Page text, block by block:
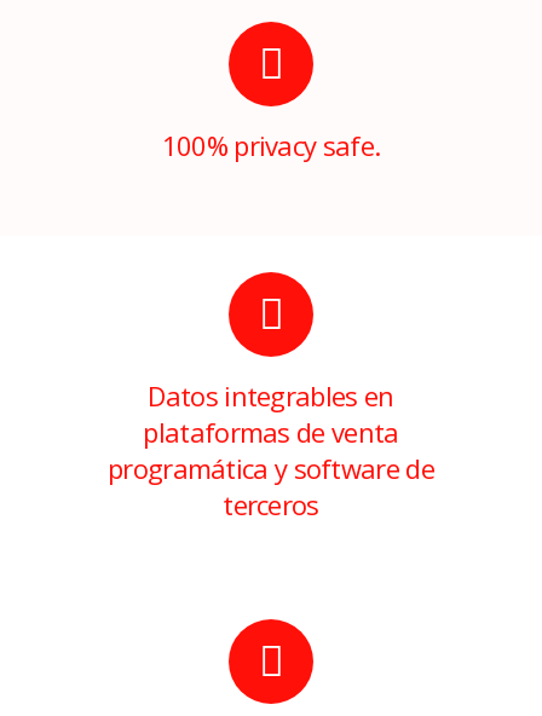
100% privacy safe.
Datos integrables en
plataformas de venta
programática y software de
terceros